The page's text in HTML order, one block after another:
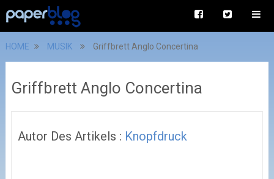
HOME MUSIK Griffbrett Anglo Concertina
Griffbrett Anglo Concertina
Autor Des Artikels : Knopfdruck